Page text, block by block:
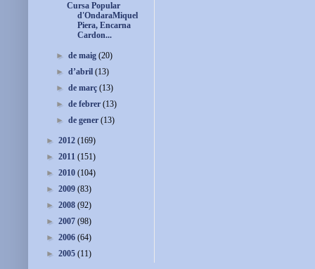
Cursa Popular
d'OndaraMiquel
Piera, Encarna
Cardon...
►de maig(20)
►d’abril(13)
►de març(13)
►de febrer(13)
►de gener(13)
► 2012 (169)
► 2011 (151)
► 2010 (104)
► 2009 (83)
► 2008 (92)
► 2007 (98)
► 2006 (64)
► 2005 (11)